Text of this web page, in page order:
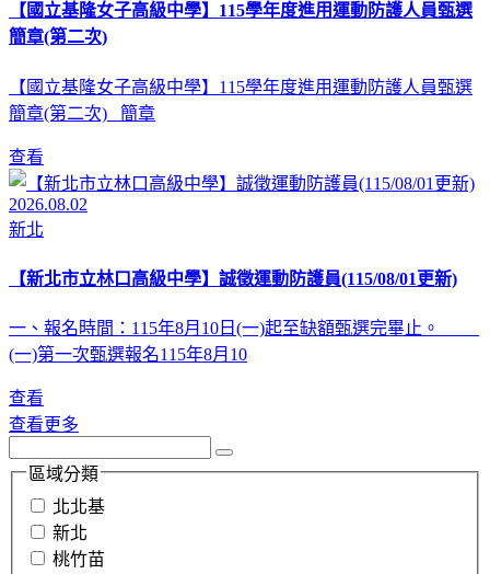
【國立基隆女子高級中學】115學年度進用運動防護人員甄選
簡章(第二次)
【國立基隆女子高級中學】115學年度進用運動防護人員甄選
簡章(第二次) 簡章
查看
2026.08.02
新北
【新北市立林口高級中學】誠徵運動防護員(115/08/01更新)
一、報名時間：115年8月10日(一)起至缺額甄選完畢止。
(一)第一次甄選報名115年8月10
查看
查看更多
區域分類
北北基
新北
桃竹苗